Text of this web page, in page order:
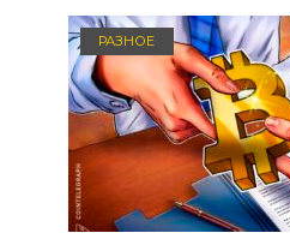
РАЗНОЕ